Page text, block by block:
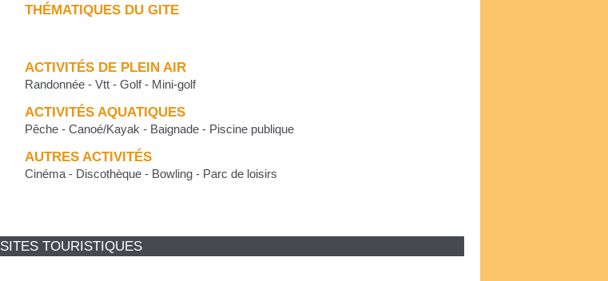
THÉMATIQUES DU GITE
ACTIVITÉS DE PLEIN AIR
Randonnée - Vtt - Golf - Mini-golf
ACTIVITÉS AQUATIQUES
Pêche - Canoé/Kayak - Baignade - Piscine publique
AUTRES ACTIVITÉS
Cinéma - Discothèque - Bowling - Parc de loisirs
SITES TOURISTIQUES